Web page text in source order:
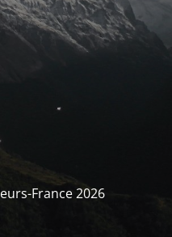
France 2026